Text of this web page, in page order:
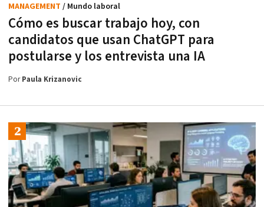
Cómo es buscar trabajo hoy, con
candidatos que usan ChatGPT para
postularse y los entrevista una IA
MANAGEMENT / Mundo laboral
PorPaula Krizanovic